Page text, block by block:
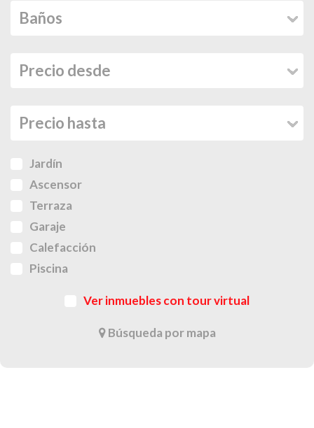
Jardín
Ascensor
Terraza
Garaje
Calefacción
Piscina
Ver inmuebles con tour virtual
Búsqueda por mapa